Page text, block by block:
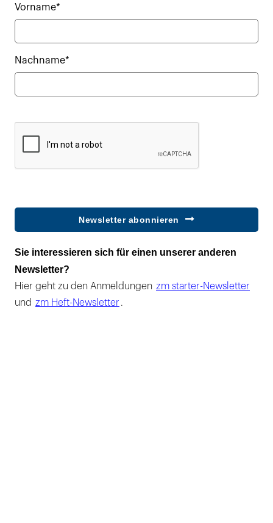
Vorname*
Nachname*
Newsletter abonnieren
Sie interessieren sich für einen unserer anderen
Newsletter?
Hier geht zu den Anmeldungen zm starter-Newsletter
und zm Heft-Newsletter .